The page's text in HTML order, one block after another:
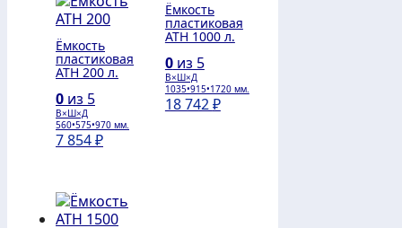
Ёмкость
пластиковая
АТH 200 л.
0 из 5
В×Ш×Д
560•575•970 мм.
7 854₽
Ёмкость
пластиковая
АТH 1000 л.
0из 5
В×Ш×Д
1035•915•1720 мм.
18 742₽